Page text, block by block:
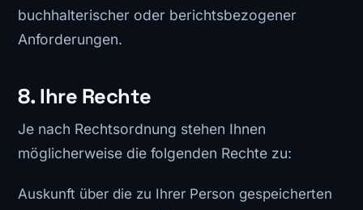
buchhalterischer oder berichtsbezogener
Anforderungen.
8. Ihre Rechte
Je nach Rechtsordnung stehen Ihnen
möglicherweise die folgenden Rechte zu:
Auskunft über die zu Ihrer Person gespeicherten